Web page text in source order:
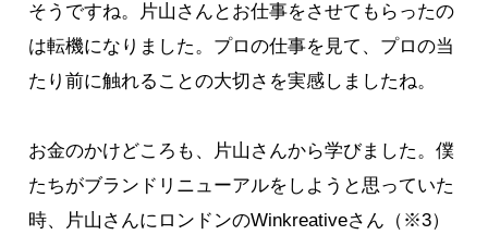
そうですね。片山さんとお仕事をさせてもらったの
は転機になりました。プロの仕事を見て、プロの当
たり前に触れることの大切さを実感しましたね。
お金のかけどころも、片山さんから学びました。僕
たちがブランドリニューアルをしようと思っていた
時、片山さんにロンドンのWinkreativeさん（※3）